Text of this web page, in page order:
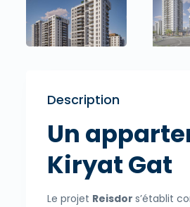
Description
Un
Kiryat Gat
Le projet Reisdor s’établit